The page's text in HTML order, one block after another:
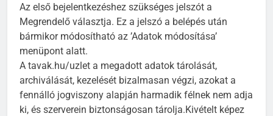
Az első bejelentkezéshez szükséges jelszót a
Megrendelő választja. Ez a jelszó a belépés után
bármikor módosítható az ’Adatok módosítása’
menüpont alatt.
A tavak.hu/uzlet a megadott adatok tárolását,
archiválását, kezelését bizalmasan végzi, azokat a
fennálló jogviszony alapján harmadik félnek nem adja
ki, és szerverein biztonságosan tárolja.Kivételt képez